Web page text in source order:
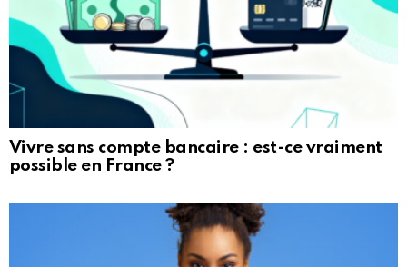
Vivre sans compte bancaire : est-ce vraiment
possible en France ?